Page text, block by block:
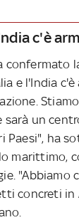
c'è
confermato
e l'India c'è
sarà un
Paesi", ha
marittimo,
"Abbiamo
concreti in